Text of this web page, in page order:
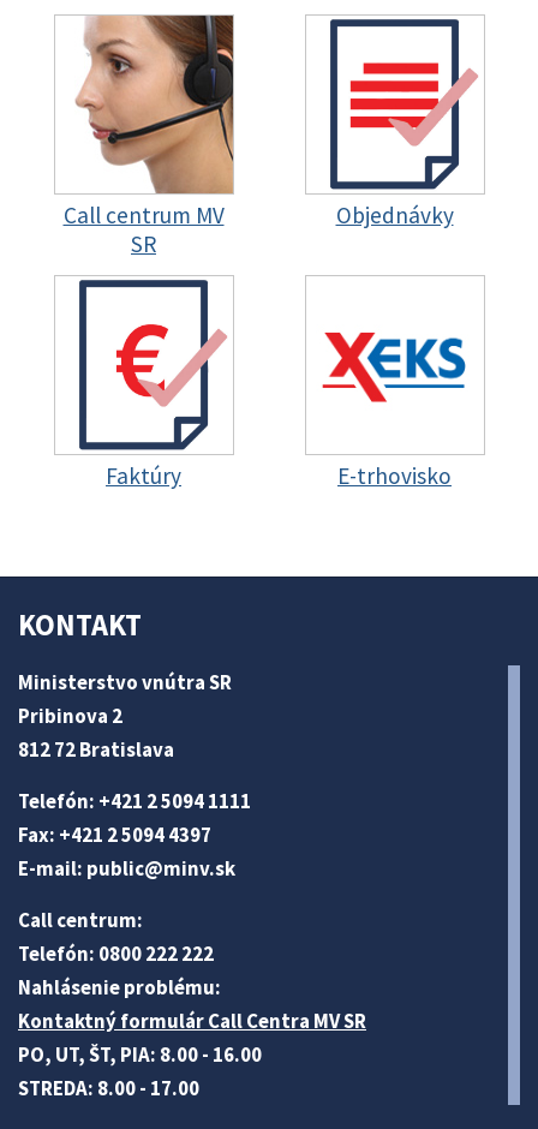
Call centrum MV
SR
Objednávky
Faktúry E-trhovisko
KONTAKT
Ministerstvo vnútra SR
Pribinova 2
812 72 Bratislava
Telefón: +421 2 5094 1111
Fax: +421 2 5094 4397
E-mail: public@minv.sk
Call centrum:
Telefón: 0800 222 222
Nahlásenie problému:
Kontaktný formulár Call Centra MV SR
PO, UT, ŠT, PIA: 8.00 - 16.00
STREDA: 8.00 - 17.00